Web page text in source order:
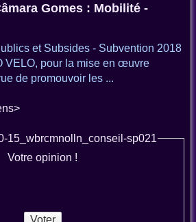
Gomes : Mobilité -
et Subsides - Subvention 2018
VELO, pour la mise en œuvre
de promouvoir les ...
15_wbrcmnolln_conseil-sp021
Votre opinion !